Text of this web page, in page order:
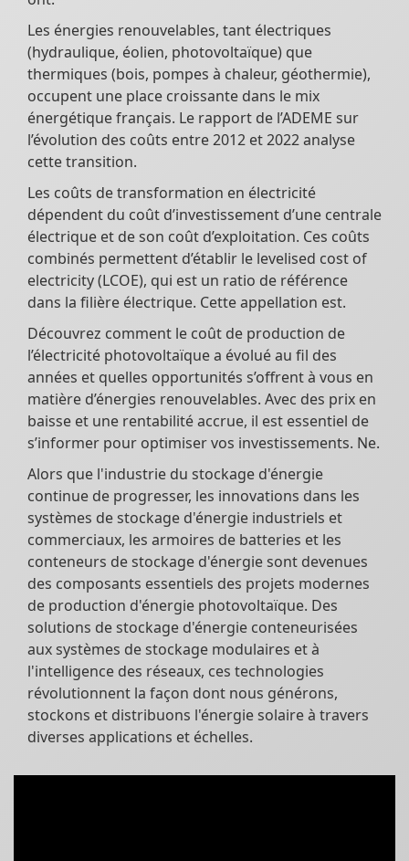
Les énergies renouvelables, tant électriques
(hydraulique, éolien, photovoltaïque) que
thermiques (bois, pompes à chaleur, géothermie),
occupent une place croissante dans le mix
énergétique français. Le rapport de l’ADEME sur
l’évolution des coûts entre 2012 et 2022 analyse
cette transition.
Les coûts de transformation en électricité
dépendent du coût d’investissement d’une centrale
électrique et de son coût d’exploitation. Ces coûts
combinés permettent d’établir le levelised cost of
electricity (LCOE), qui est un ratio de référence
dans la filière électrique. Cette appellation est.
Découvrez comment le coût de production de
l’électricité photovoltaïque a évolué au fil des
années et quelles opportunités s’offrent à vous en
matière d’énergies renouvelables. Avec des prix en
baisse et une rentabilité accrue, il est essentiel de
s’informer pour optimiser vos investissements. Ne.
Alors que l'industrie du stockage d'énergie
continue de progresser, les innovations dans les
systèmes de stockage d'énergie industriels et
commerciaux, les armoires de batteries et les
conteneurs de stockage d'énergie sont devenues
des composants essentiels des projets modernes
de production d'énergie photovoltaïque. Des
solutions de stockage d'énergie conteneurisées
aux systèmes de stockage modulaires et à
l'intelligence des réseaux, ces technologies
révolutionnent la façon dont nous générons,
stockons et distribuons l'énergie solaire à travers
diverses applications et échelles.